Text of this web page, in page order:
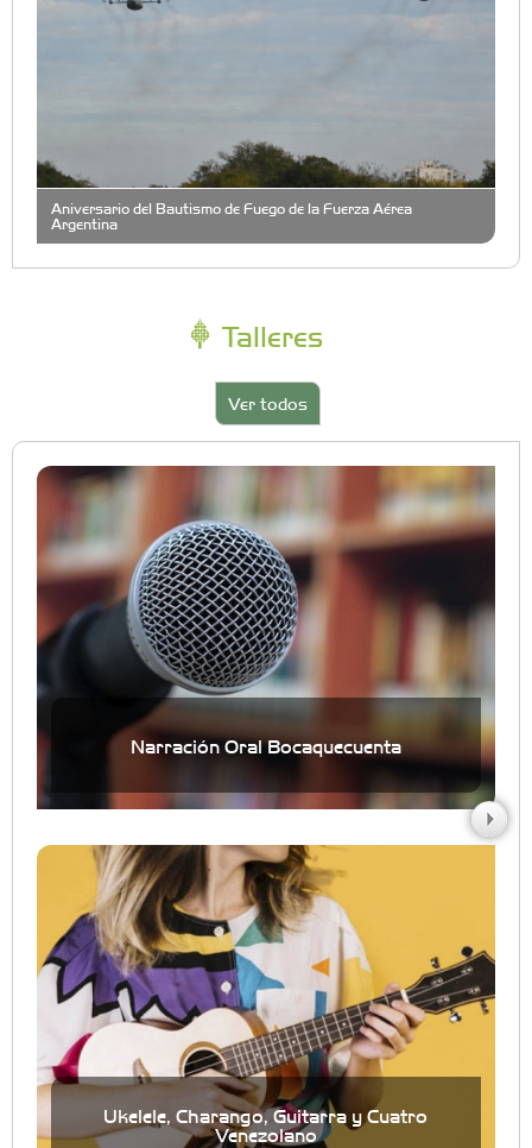
Aniversario del Bautismo de Fuego de la Fuerza Aérea
Argentina
Talleres
Ver todos
Narración Oral Bocaquecuenta
Ukelele, Charango, Guitarra y Cuatro
Venezolano